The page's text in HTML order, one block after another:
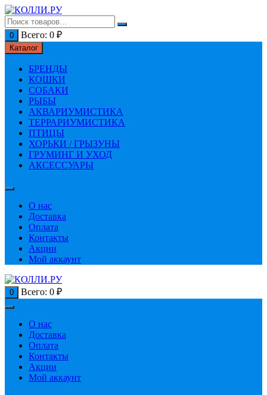
Перейти
к
содержимому
0 Всего: 0 ₽
Каталог
БРЕНДЫ
КОШКИ
СОБАКИ
РЫБЫ
АКВАРИУМИСТИКА
ТЕРРАРИУМИСТИКА
ПТИЦЫ
ХОРЬКИ / ГРЫЗУНЫ
ГРУМИНГ И УХОД
АКСЕССУАРЫ
О нас
Доставка
Оплата
Контакты
Акции
Мой аккаунт
0 Всего: 0 ₽
О нас
Доставка
Оплата
Контакты
Акции
Мой аккаунт